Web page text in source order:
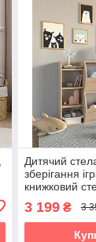
Дитячий
зберігання
книжковий
3 199₴ 3